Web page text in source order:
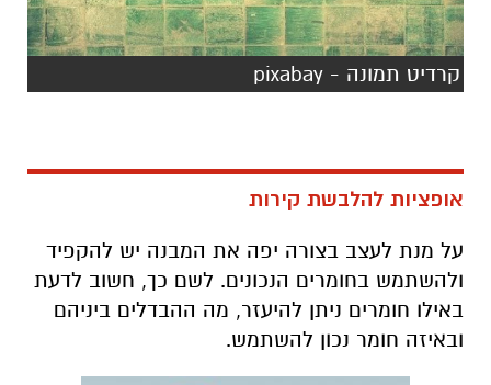
קרדיט תמונה - pixabay
אופציות להלבשת קירות
על מנת לעצב בצורה יפה את המבנה יש להקפיד
ולהשתמש בחומרים הנכונים. לשם כך, חשוב לדעת
באילו חומרים ניתן להיעזר, מה ההבדלים ביניהם
ובאיזה חומר נכון להשתמש.